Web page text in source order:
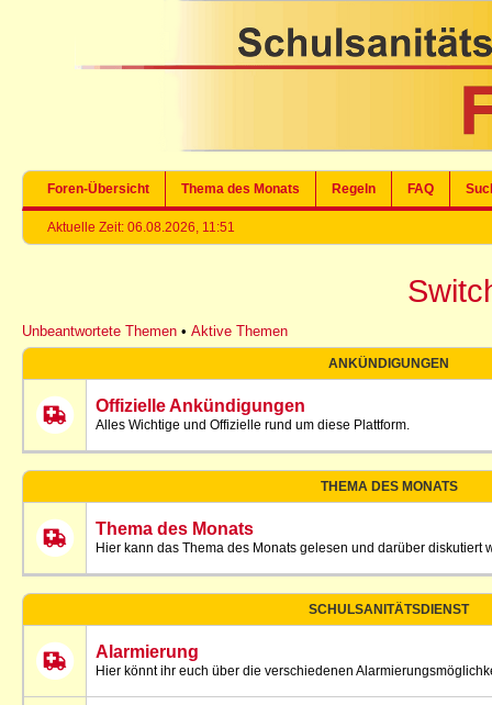
Foren-Übersicht Thema des Monats Regeln FAQ
Aktuelle Zeit: 06.08.2026, 11:51
Unbeantwortete Themen • Aktive Themen
ANKÜNDIGUNGEN
Offizielle Ankündigungen
Alles Wichtige und Offizielle rund um diese Plattform.
THEMA DES MONATS
Thema des Monats
Hier kann das Thema des Monats gelesen und darüber diskutiert
SCHULSANITÄTSDIENST
Alarmierung
Hier könnt ihr euch über die verschiedenen